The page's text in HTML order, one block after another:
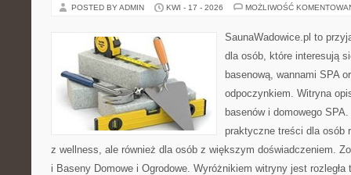
POSTED BY ADMIN KWI - 17 - 2026 MOŻLIWOŚĆ
SaunaWadowice.pl to
dla osób, które interesują
basenową, wannami SPA
odpoczynkiem. Witryna
basenów i domowego
praktyczne treści dla osób
z wellness, ale również dla osób z większym doświadczeniem.
i Baseny Domowe i Ogrodowe. Wyróżnikiem witryny jest